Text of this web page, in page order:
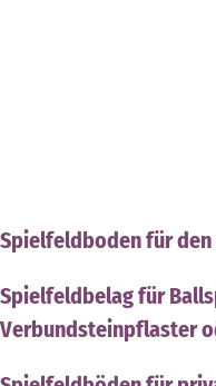
Spielfeldboden für den
Spielfeldbelag für
Verbundsteinpflaster